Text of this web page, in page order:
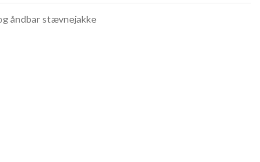
åndbar stævnejakke